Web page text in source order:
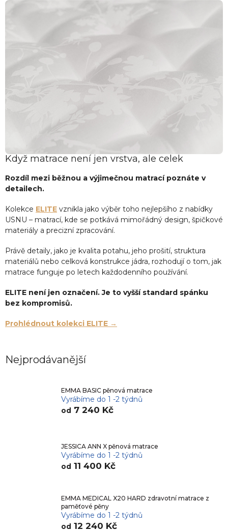
Když matrace není jen vrstva, ale celek
Rozdíl mezi běžnou a výjimečnou matrací poznáte v
detailech.
Kolekce ELITE vznikla jako výběr toho nejlepšího z nabídky
USNU – matrací, kde se potkává mimořádný design, špičkové
materiály a precizní zpracování.
Právě detaily, jako je kvalita potahu, jeho prošití, struktura
materiálů nebo celková konstrukce jádra, rozhodují o tom, jak
matrace funguje po letech každodenního používání.
ELITE není jen označení. Je to vyšší standard spánku
bez kompromisů.
Prohlédnout kolekci ELITE →
Nejprodávanější
EMMA BASIC pěnová matrace
Vyrábíme do 1 -2 týdnů
od 7 240 Kč
JESSICA ANN X pěnová matrace
Vyrábíme do 1 -2 týdnů
od 11 400 Kč
EMMA MEDICAL X20 HARD zdravotní matrace z
paměťové pěny
Vyrábíme do 1 -2 týdnů
od 12 240 Kč